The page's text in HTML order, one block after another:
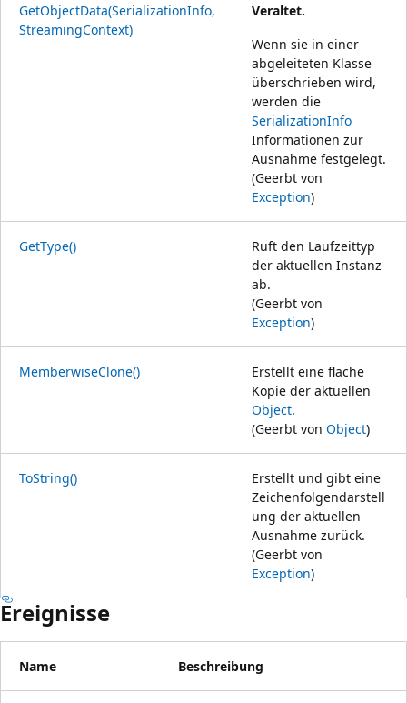
GetObjectData(SerializationInfo,
StreamingContext)
Veraltet.
Wenn sie in einer
abgeleiteten Klasse
überschrieben wird,
werden die
SerializationInfo
Informationen zur
Ausnahme festgelegt.
(Geerbt von
Exception)
GetType()
Ruft den Laufzeittyp
der aktuellen Instanz
ab.
(Geerbt von
Exception)
MemberwiseClone()
Erstellt eine flache
Kopie der aktuellen
Object.
(Geerbt von Object)
ToString()
Erstellt und gibt eine
Zeichenfolgendarstell
ung der aktuellen
Ausnahme zurück.
(Geerbt von
Exception)
Ereignisse
Name Beschreibung